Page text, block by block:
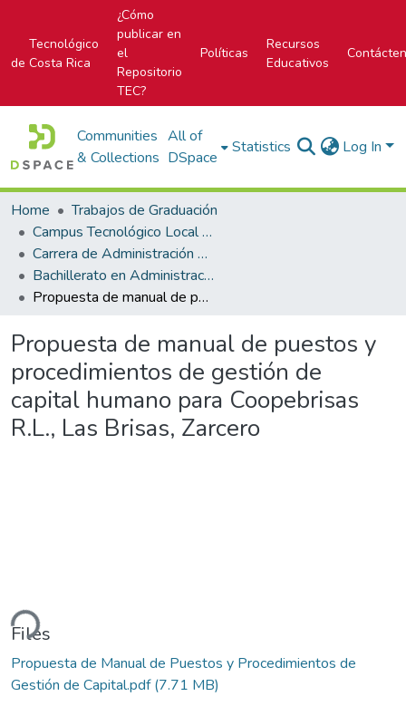
Tecnológico
de Costa Rica
¿Cómo
publicar en
el
Repositorio
TEC?
Políticas
Recursos
Educativos
Communities
& Collections
All of
DSpace
Statistics Log In
Home
Trabajos de Graduación
Campus Tecnológico Local San Carlos
Carrera de Administración de Empresas
Bachillerato en Administración de Empresas
Propuesta de manual de puestos y procedimientos de gestión de capital humano para Coopebrisas R.L., Las Brisas, Zarcero
Propuesta de manual de puestos y
procedimientos de gestión de
capital humano para Coopebrisas
R.L., Las Brisas, Zarcero
Files
Propuesta de Manual de Puestos y Procedimientos de
Gestión de Capital.pdf(7.71 MB)